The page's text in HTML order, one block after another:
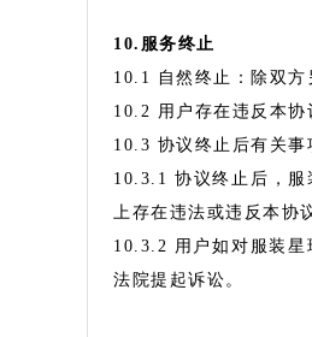
10.服务终止
10.1 自然终止：除双
10.2 用户存在违反本
10.3 协议终止后有关事
10.3.1 协议终止后，
上存在违法或违反本协
10.3.2 用户如对服装
法院提起诉讼。